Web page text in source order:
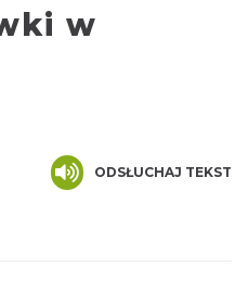
w
ODSŁUCHAJ TEKST